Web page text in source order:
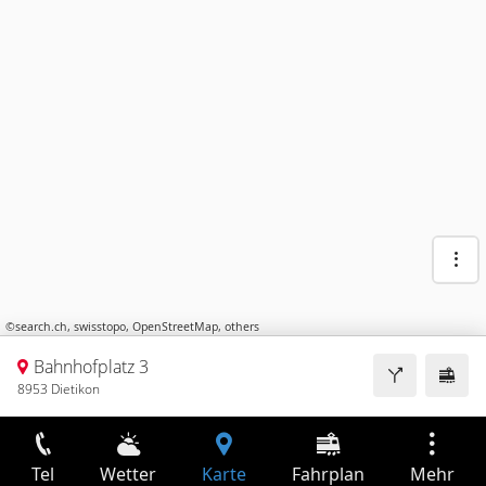
©search.ch, swisstopo, OpenStreetMap, others
Bahnhofplatz 3
8953 Dietikon
Tel Wetter Karte Fahrplan Mehr